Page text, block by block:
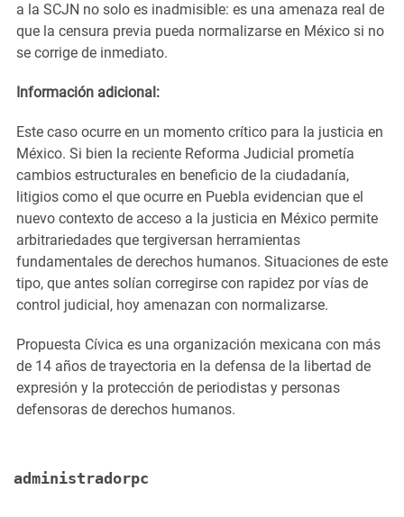
a la SCJN no solo es inadmisible: es una amenaza real de
que la censura previa pueda normalizarse en México si no
se corrige de inmediato.
Información adicional:
Este caso ocurre en un momento crítico para la justicia en
México. Si bien la reciente Reforma Judicial prometía
cambios estructurales en beneficio de la ciudadanía,
litigios como el que ocurre en Puebla evidencian que el
nuevo contexto de acceso a la justicia en México permite
arbitrariedades que tergiversan herramientas
fundamentales de derechos humanos. Situaciones de este
tipo, que antes solían corregirse con rapidez por vías de
control judicial, hoy amenazan con normalizarse.
Propuesta Cívica es una organización mexicana con más
de 14 años de trayectoria en la defensa de la libertad de
expresión y la protección de periodistas y personas
defensoras de derechos humanos.
administradorpc